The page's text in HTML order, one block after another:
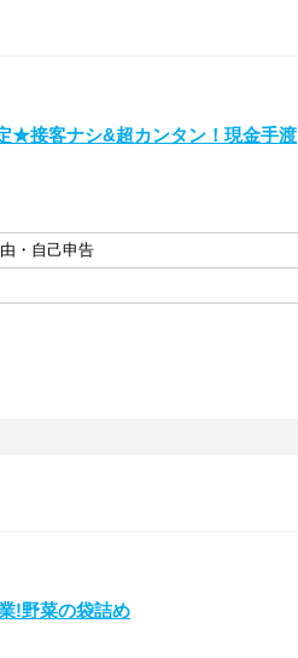
★接客ナシ&超カンタン！現金手渡
・自己申告
!野菜の袋詰め